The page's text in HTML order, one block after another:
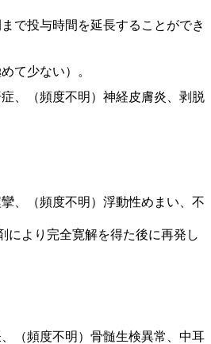
、（頻度不明）神経皮膚炎、剥脱
、（頻度不明）浮動性めまい、不
（頻度不明）骨髄生検異常、中耳
で投与時間を延長することができ
て少ない）。
により完全寛解を得た後に再発し